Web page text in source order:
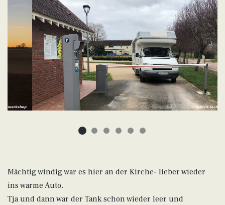
Mächtig windig war es hier an der Kirche- lieber wieder
ins warme Auto.
Tja und dann war der Tank schon wieder leer und